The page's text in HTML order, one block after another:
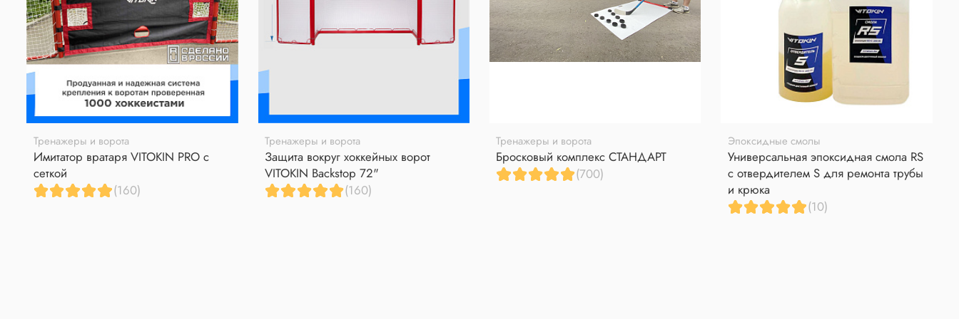
Тренажеры и ворота
Имитатор вратаря VITOKIN PRO с
сеткой
(160)
Тренажеры и ворота
Защита вокруг хоккейных ворот
VITOKIN Backstop 72"
(160)
Тренажеры и ворота
Бросковый комплекс СТАНДАРТ
(700)
Эпоксидные смолы
Универсальная эпоксидная смола RS
с отвердителем S для ремонта трубы
и крюка
(10)